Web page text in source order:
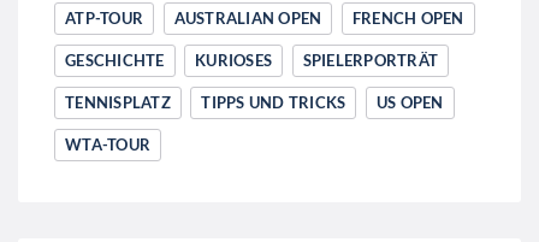
ATP-TOUR AUSTRALIAN OPEN FRENCH OPEN
GESCHICHTE KURIOSES SPIELERPORTRÄT
TENNISPLATZ TIPPS UND TRICKS US OPEN
WTA-TOUR